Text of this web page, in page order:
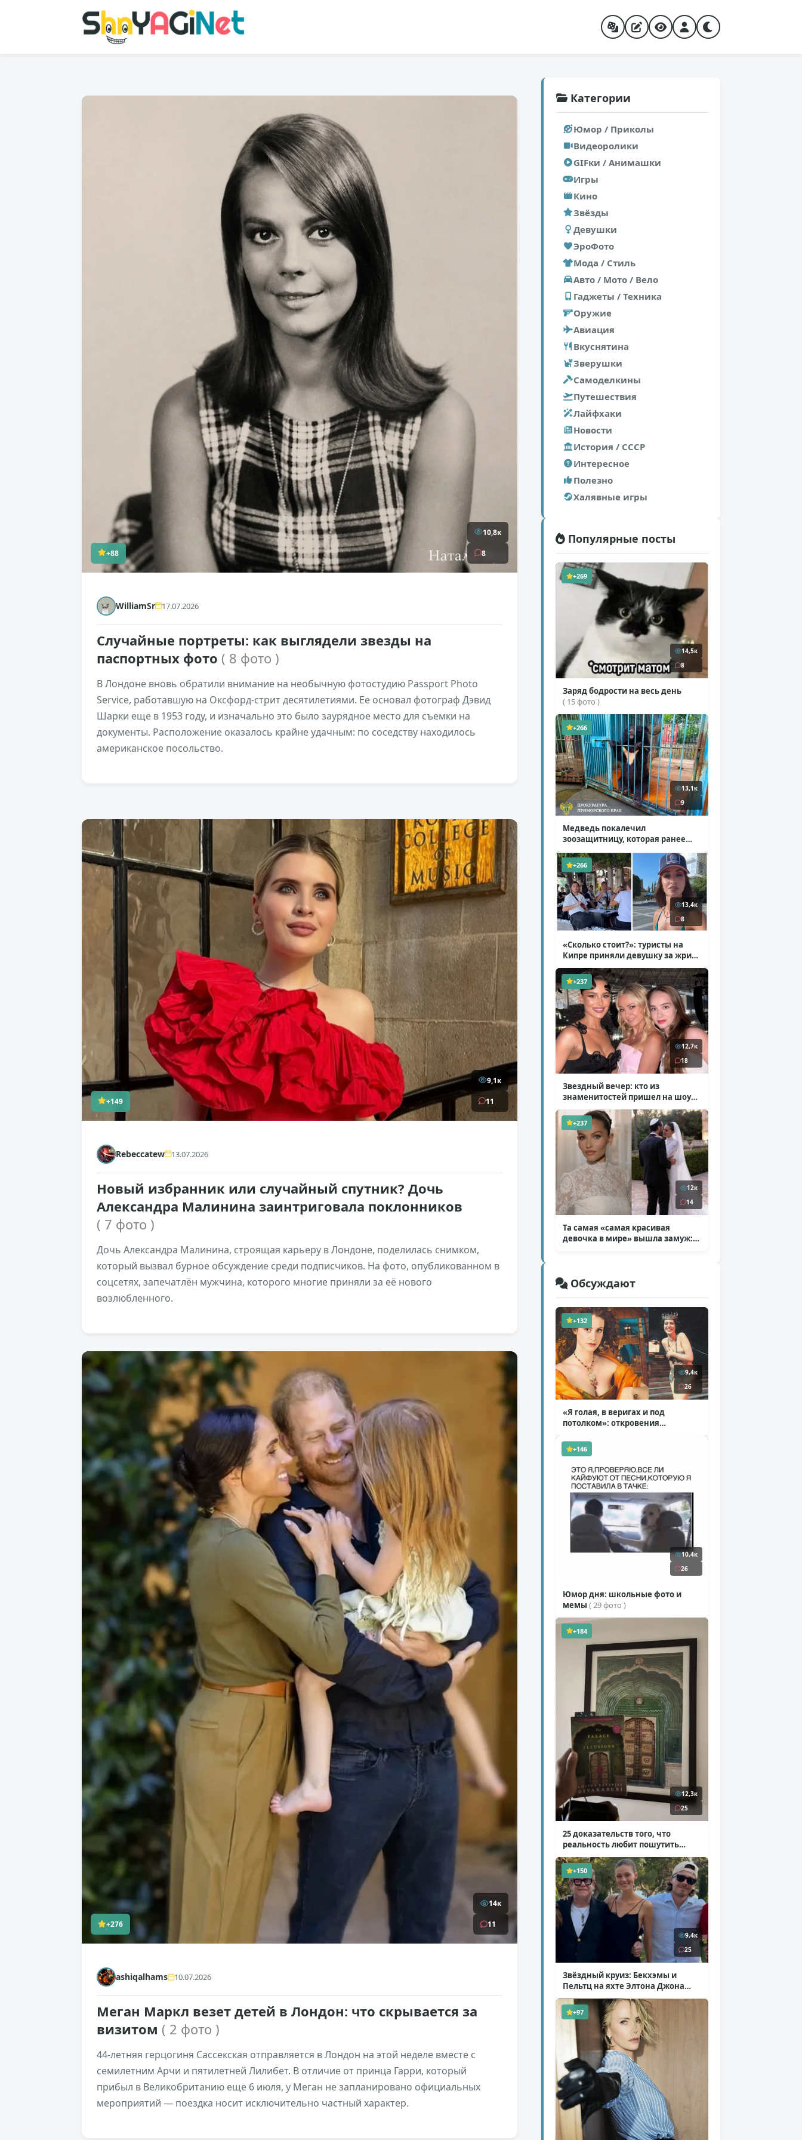
+88
10,8к
8
WilliamSr 17.07.2026
Случайные портреты: как выглядели звезды на
паспортных фото ( 8 фото )
В Лондоне вновь обратили внимание на необычную фотостудию Passport Photo
Service, работавшую на Оксфорд-стрит десятилетиями. Ее основал фотограф Дэвид
Шарки еще в 1953 году, и изначально это было заурядное место для съемки на
документы. Расположение оказалось крайне удачным: по соседству находилось
американское посольство.
+149
9,1к
11
Rebeccatew 13.07.2026
Новый избранник или случайный спутник? Дочь
Александра Малинина заинтриговала поклонников
( 7 фото )
Дочь Александра Малинина, строящая карьеру в Лондоне, поделилась снимком,
который вызвал бурное обсуждение среди подписчиков. На фото, опубликованном в
соцсетях, запечатлён мужчина, которого многие приняли за её нового
возлюбленного.
+276
14к
11
ashiqalhams 10.07.2026
Меган Маркл везет детей в Лондон: что скрывается за
визитом ( 2 фото )
44-летняя герцогиня Сассекская отправляется в Лондон на этой неделе вместе с
семилетним Арчи и пятилетней Лилибет. В отличие от принца Гарри, который
прибыл в Великобританию еще 6 июля, у Меган не запланировано официальных
мероприятий — поездка носит исключительно частный характер.
Категории
Юмор / Приколы
Видеоролики
GIFки / Анимашки
Игры
Кино
Звёзды
Девушки
ЭроФото
Мода / Стиль
Авто / Мото / Вело
Гаджеты / Техника
Оружие
Авиация
Вкуснятина
Зверушки
Самоделкины
Путешествия
Лайфхаки
Новости
История / СССР
Интересное
Полезно
Халявные игры
Популярные посты
+269
14,5к
8
Заряд бодрости на весь день
( 15 фото )
+266
13,1к
9
Медведь покалечил
зоозащитницу, которая ранее
+266
13,4к
8
«Сколько стоит?»: туристы на
Кипре приняли девушку за жрицу
любви( 1 фото + 1 видео )
+237
12,7к
18
Звездный вечер: кто из
знаменитостей пришел на шоу
Билана( 6 фото )
+237
12к
14
Та самая «самая красивая
девочка в мире» вышла замуж:
Обсуждают
+132
9,4к
26
«Я голая, в веригах и под
потолком»: откровения
( 11 фото )
+146
10,4к
26
Юмор дня: школьные фото и
мемы ( 29 фото )
+184
12,3к
25
25 доказательств того, что
реальность любит пошутить
( 25 фото )
+150
9,4к
25
Звёздный круиз: Бекхэмы и
Пельтц на яхте Элтона Джона
( 12 фото )
+97